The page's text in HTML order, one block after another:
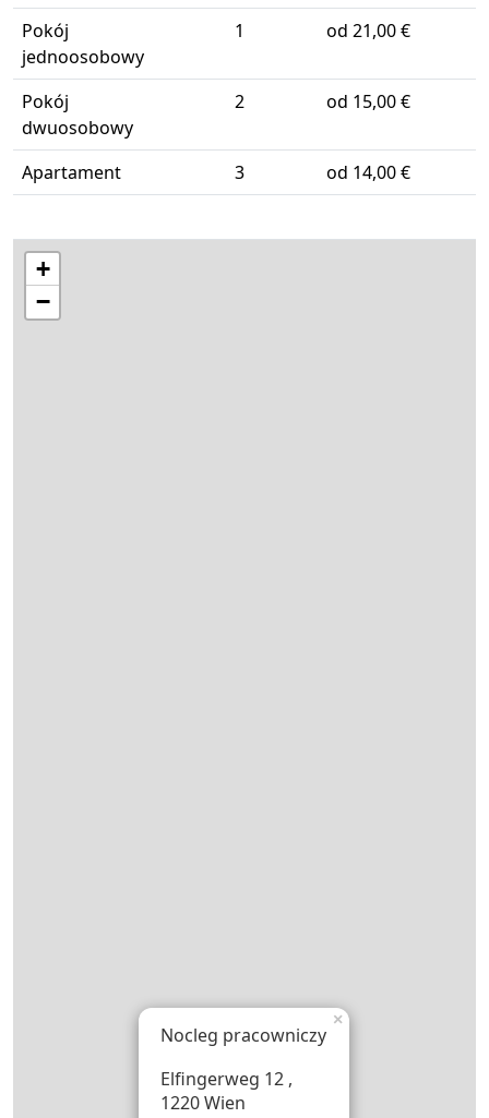
Pokój
jednoosobowy
1 od 21,00 €
Pokój
dwuosobowy
2 od 15,00 €
Apartament 3 od 14,00 €
Nocleg pracowniczy
Elfingerweg 12 ,
1220 Wien
×
+
−